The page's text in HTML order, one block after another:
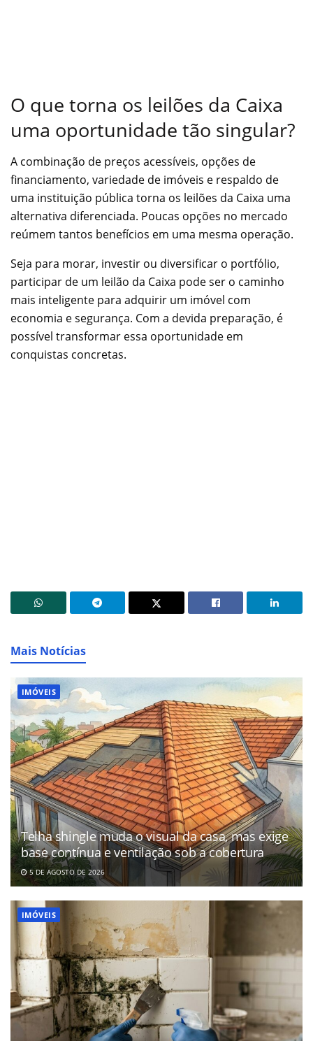
O que torna os leilões da Caixa
uma oportunidade tão singular?
A combinação de preços acessíveis, opções de
financiamento, variedade de imóveis e respaldo de
uma instituição pública torna os leilões da Caixa uma
alternativa diferenciada. Poucas opções no mercado
reúmem tantos benefícios em uma mesma operação.
Seja para morar, investir ou diversificar o portfólio,
participar de um leilão da Caixa pode ser o caminho
mais inteligente para adquirir um imóvel com
economia e segurança. Com a devida preparação, é
possível transformar essa oportunidade em
conquistas concretas.
Mais Notícias
IMÓVEIS
Telha shingle muda o visual da casa, mas exige
base contínua e ventilação sob a cobertura
5 DE AGOSTO DE 2026
IMÓVEIS